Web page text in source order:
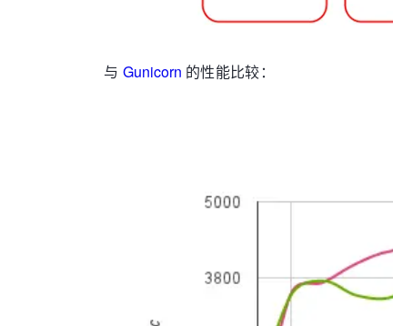
与 Gunicorn 的性能比较：